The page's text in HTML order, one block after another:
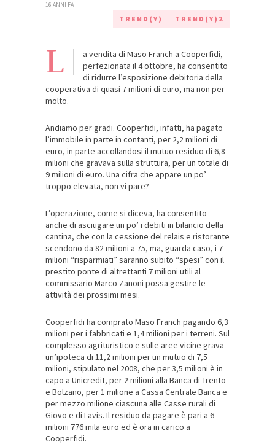
16 ANNI FA
TREND(Y) TREND(Y)2
L
a vendita di Maso Franch a Cooperfidi,
perfezionata il 4 ottobre, ha consentito
di ridurre l’esposizione debitoria della
cooperativa di quasi 7 milioni di euro, ma non per
molto.
Andiamo per gradi. Cooperfidi, infatti, ha pagato
l’immobile in parte in contanti, per 2,2 milioni di
euro, in parte accollandosi il mutuo residuo di 6,8
milioni che gravava sulla struttura, per un totale di
9 milioni di euro. Una cifra che appare un po’
troppo elevata, non vi pare?
L’operazione, come si diceva, ha consentito
anche di asciugare un po’ i debiti in bilancio della
cantina, che con la cessione del relais e ristorante
scendono da 82 milioni a 75, ma, guarda caso, i 7
milioni “risparmiati” saranno subito “spesi” con il
prestito ponte di altrettanti 7 milioni utili al
commissario Marco Zanoni possa gestire le
attività dei prossimi mesi.
Cooperfidi ha comprato Maso Franch pagando 6,3
milioni per i fabbricati e 1,4 milioni per i terreni. Sul
complesso agrituristico e sulle aree vicine grava
un’ipoteca di 11,2 milioni per un mutuo di 7,5
milioni, stipulato nel 2008, che per 3,5 milioni è in
capo a Unicredit, per 2 milioni alla Banca di Trento
e Bolzano, per 1 milione a Cassa Centrale Banca e
per mezzo milione ciascuna alle Casse rurali di
Giovo e di Lavis. Il residuo da pagare è pari a 6
milioni 776 mila euro ed è ora in carico a
Cooperfidi.